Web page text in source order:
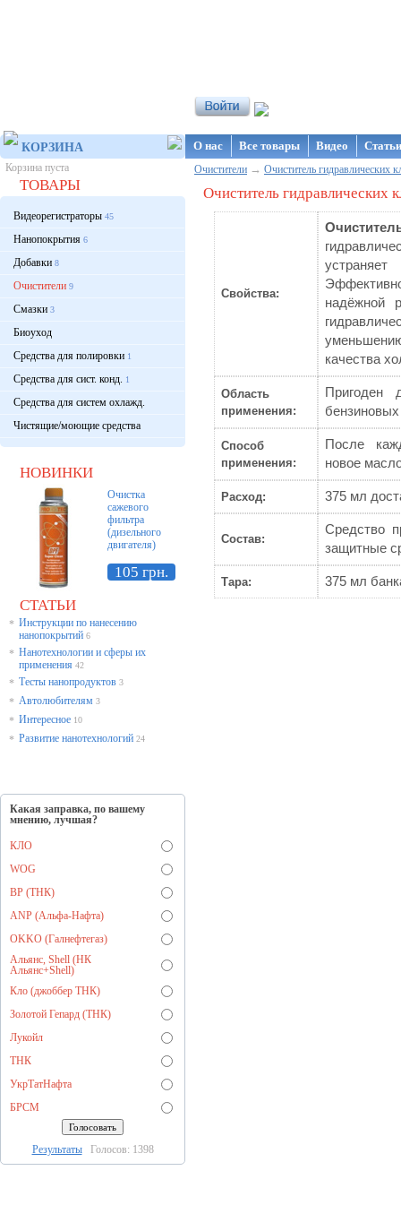
КОРЗИНА
Корзина пуста
ТОВАРЫ
Видеорегистраторы 45
Нанопокрытия 6
Добавки 8
Очистители 9
Смазки 3
Биоуход
Средства для полировки 1
Средства для сист. конд. 1
Средства для систем охлажд.
Чистящие/моющие средства
НОВИНКИ
Очистка
сажевого
фильтра
(дизельного
двигателя)
105 грн.
СТАТЬИ
* Инструкции по нанесению
нанопокрытий 6
* Нанотехнологии и сферы их
применения 42
* Тесты нанопродуктов 3
* Автолюбителям 3
* Интересное 10
* Развитие нанотехнологий 24
Какая заправка, по вашему
мнению, лучшая?
КЛО
WOG
BP (ТНК)
ANP (Альфа-Нафта)
OKKO (Галнефтегаз)
Альянс, Shell (НК
Альянс+Shell)
Кло (джоббер ТНК)
Золотой Гепард (ТНК)
Лукойл
ТНК
УкрТатНафта
БРСМ
РезультатыГолосов: 1398
О нас Все товары Видео
Очистители → Очиститель гидравлических
Очиститель гидравлических
Свойства:
надёжной
качества
Область
применения:
Пригоден
Способ
применения:
После
новое
Расход: 375 мл
Состав:
Средство
защитные
Тара: 375 мл